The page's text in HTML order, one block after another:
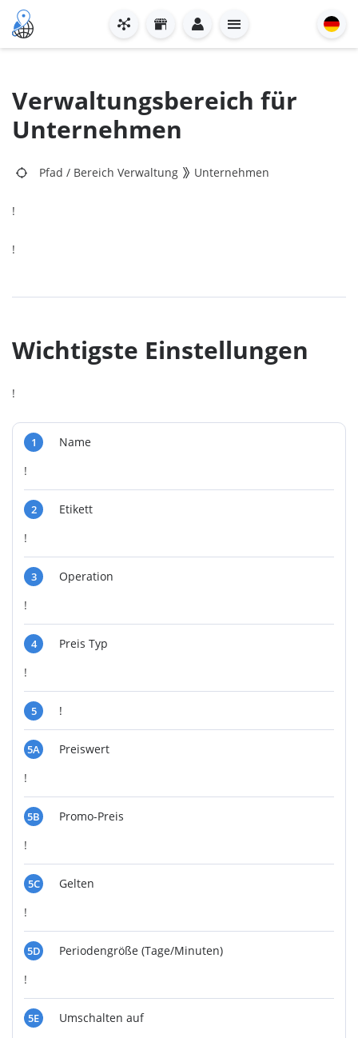
Verwaltungsbereich für
Unternehmen
Pfad / Bereich Verwaltung Unternehmen
!
!
Wichtigste Einstellungen
!
1
Name
!
2
Etikett
!
3
Operation
!
4
Preis Typ
!
5 !
5A
Preiswert
!
5B
Promo-Preis
!
5C
Gelten
!
5D
Periodengröße (Tage/Minuten)
!
5E
Umschalten auf